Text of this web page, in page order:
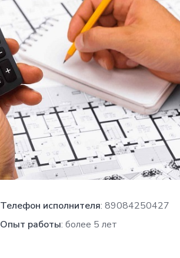
Телефон исполнителя: 89084250427
Опыт работы: более 5 лет